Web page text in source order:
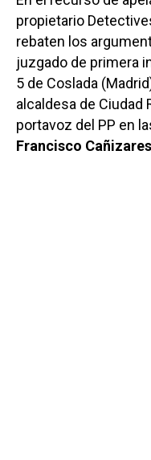
propietario
rebaten los
juzgado de primera
5 de Coslada
alcaldesa de Ciudad
portavoz del PP en
Francisco Cañizares